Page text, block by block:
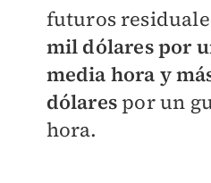
futuros
mil dólares por
media hora y
dólarespor un
hora.